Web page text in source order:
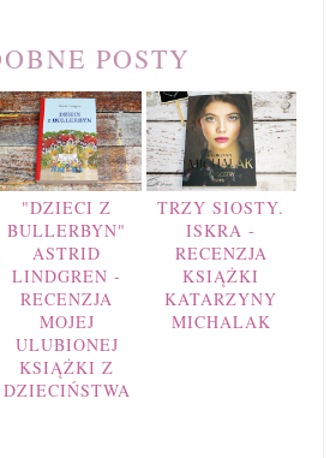
POSTY
"DZIECI Z
BULLERBYN"
ASTRID
LINDGREN -
RECENZJA
MOJEJ
ULUBIONEJ
KSIĄŻKI Z
DZIECIŃSTWA
TRZY SIOSTY.
ISKRA -
RECENZJA
KSIĄŻKI
KATARZYNY
MICHALAK